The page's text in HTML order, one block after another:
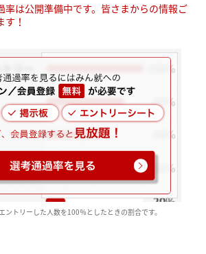
率は公開準備中です。皆さまからの情報ご
！
トリーした人数を100％としたときの割合です。